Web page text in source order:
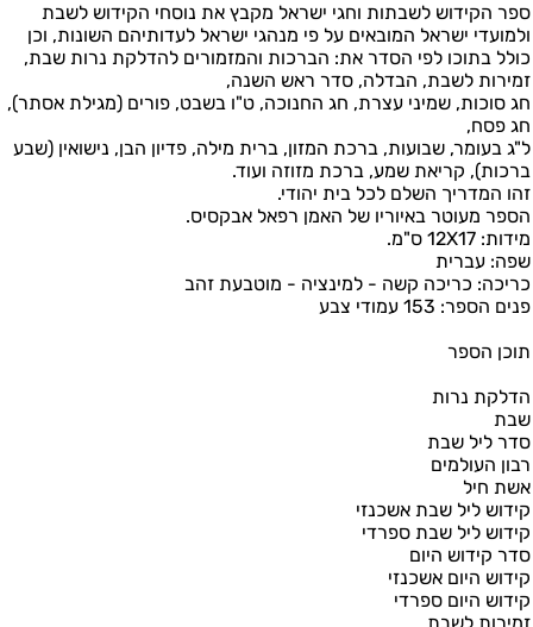
ספר הקידוש לשבתות וחגי ישראל מקבץ את נוסחי הקידוש לשבת
ולמועדי ישראל המובאים על פי מנהגי ישראל לעדותיהם השונות, וכן
כולל בתוכו לפי הסדר את: הברכות והמזמורים להדלקת נרות שבת,
זמירות לשבת, הבדלה, סדר ראש השנה,
חג סוכות, שמיני עצרת, חג החנוכה, ט"ו בשבט, פורים (מגילת אסתר),
חג פסח,
ל"ג בעומר, שבועות, ברכת המזון, ברית מילה, פדיון הבן, נישואין (שבע
ברכות), קריאת שמע, ברכת מזוזה ועוד.
זהו המדריך השלם לכל בית יהודי.
הספר מעוטר באיוריו של האמן רפאל אבקסיס.
מידות: 12X17 ס"מ.
שפה: עברית
כריכה: כריכה קשה - למינציה - מוטבעת זהב
פנים הספר: 153 עמודי צבע
תוכן הספר
הדלקת נרות
שבת
סדר ליל שבת
רבון העולמים
אשת חיל
קידוש ליל שבת אשכנזי
קידוש ליל שבת ספרדי
סדר קידוש היום
קידוש היום אשכנזי
קידוש היום ספרדי